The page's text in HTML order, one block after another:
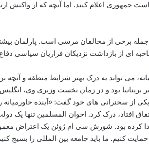
جمهوری اعلام کنند. اما آنچه که از واکنش
برخی از مخالفان مرسی است. پارلمان
ای از بازداشت نزدیکان فراریان سیاسی
می تواند به درک بهتر شرایط منطقه و آنچه
بود و در زمان نخست وزیری وی، انگلیس
سخنرانی های خود گفت: «آینده خاورمیانه
افتاد، درک کرد. اخوان المسلمین تنها یک
کرده بود. شورش سی ام ژوئن یک اعتراض
کنیم. ما باید جامعه بین المللی را بسیج